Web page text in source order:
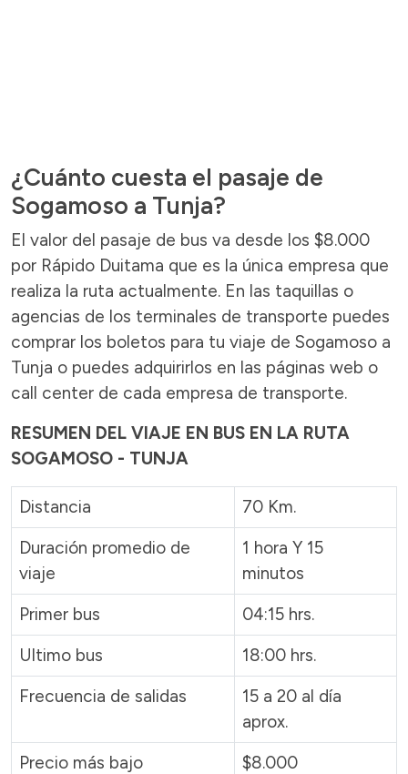
¿Cuánto cuesta el pasaje de
Sogamoso a Tunja?
El valor del pasaje de bus va desde los $8.000
por Rápido Duitama que es la única empresa que
realiza la ruta actualmente. En las taquillas o
agencias de los terminales de transporte puedes
comprar los boletos para tu viaje de Sogamoso a
Tunja o puedes adquirirlos en las páginas web o
call center de cada empresa de transporte.
RESUMEN DEL VIAJE EN BUS EN LA RUTA
SOGAMOSO - TUNJA
Distancia
70 Km.
Duración promedio de
viaje
1 hora Y 15
minutos
Primer bus
04:15 hrs.
Ultimo bus
18:00 hrs.
Frecuencia de salidas
15 a 20 al día
aprox.
Precio más bajo
$8.000